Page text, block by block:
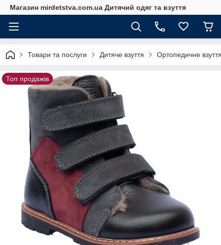
Магазин mirdetstva.com.ua Дитячий одяг та взуття
Товари та послуги Дитяче взуття Ортопедичне
Топ продажів